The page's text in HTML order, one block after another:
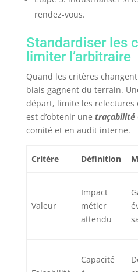
rendez-vous.
Standardiser les
limiter l’arbitraire
Quand les critères
biais gagnent du terrain.
départ, limite les relectures
est d’obtenir une traçabilité
comité et en audit interne.
Critère Définition
Valeur
Impact
métier
attendu
Capacité